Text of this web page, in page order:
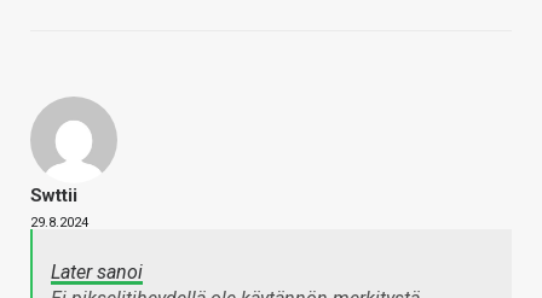
Swttii
29.8.2024
Later sanoi